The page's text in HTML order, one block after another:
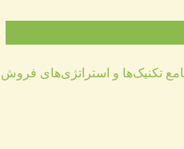
تکنیک‌ها و استراتژی‌های فروش